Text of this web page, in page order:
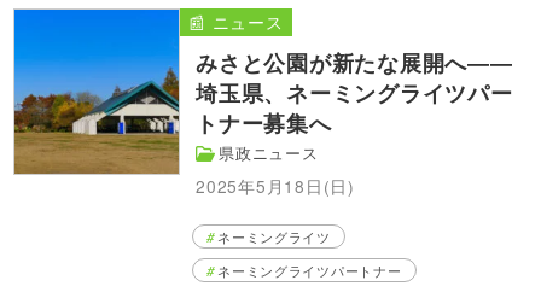
みさと公園が新たな展開へ――
埼玉県、ネーミングライツパー
トナー募集へ
県政ニュース
2025年5月18日(日)
📰 ニュース
ネーミングライツ
ネーミングライツパートナー